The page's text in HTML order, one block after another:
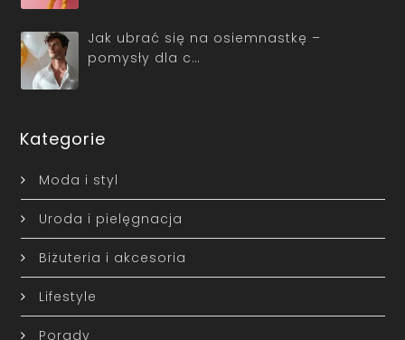
Jak ubrać się na osiemnastkę –
pomysły dla c…
Kategorie
Moda i styl
Uroda i pielęgnacja
Biżuteria i akcesoria
Lifestyle
Porady